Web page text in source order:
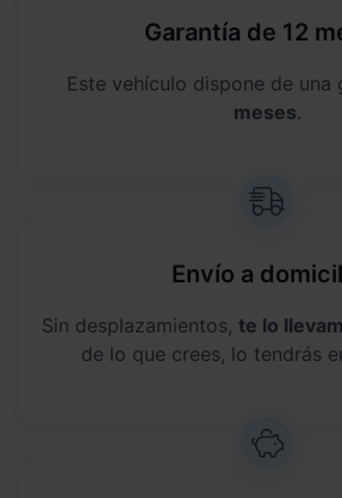
Garantía de 12
Este vehículo dispone de una
meses.
Envío a
Sin desplazamientos, te lo
de lo que crees, lo tendrás